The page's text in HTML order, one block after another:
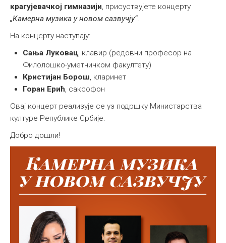
крагујевачкој гимназији, присуствујете концерту
„Камерна музика у новом сазвучју“.
На концерту наступају:
Сања Луковац, клавир (редовни професор на
Филолошко-уметничком факултету)
Кристијан Борош, кларинет
Горан Ерић, саксофон
Овај концерт реализује се уз подршку Министарства
културе Републике Србије.
Добро дошли!